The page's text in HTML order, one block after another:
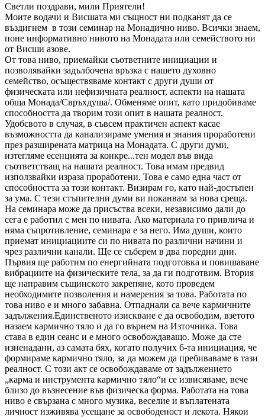
Светли поздрави, мили Приятели!
Моите водачи и Висшата ми същност ни подканят да се
въздигнем в този семинар на Монадично ниво. Всички знаем,
поне информативно нивото на Монадата или семейството ни
от Висши азове.
От това ниво, приемайки съответните инициации и
позволявайки задълбочена връзка с нашето духовно
семейство, осъществяваме контакт с други души от
физическата или нефизичната реалност, аспекти на нашата
обща Монада/Свръхдуша/. Обменяме опит, като придобиваме
способността да творим този опит в нашата реалност.
Удобсвото в случая, в съвсем практичен аспект касае
възможността да канализираме умения и знания проработени
през разширената матрица на Монадата. С други думи,
изтегляме есенцията за конкре...тен модел във вида
съответстващ на нашата реалност. Това имам предвид
използвайки израза проработени. Това е само една част от
способността за този контакт. Визирам го, като най-достъпен
за ума. С тези стъпителни думи ви поканвам за нова среща.
На семинара може да присъства всеки, независимо дали до
сега е работил с мен по нивата. Ако материала го привлича и
няма съпротивление, семинара е за него. Има души, които
приемат инициациите си по нивата по различни начини и
чрез различни канали. Ще се съберем в два поредни дни.
Първия ще работим по енергийната подготовка и повишаване
вибрациите на физическите тела, за да ги подготвим. Втория
ще направим същинското закрепяне, кото проведем
необходимите позволения и намерения за това. Работата по
това ниво е и много забавна. Отпаднали са вече кармичните
задължения.Единственото изискване е да освободим, взетото
назаем кармично тяло и да го върнем на Източника. Това
става в един сеанс и е много освобождаващо. Може да сте
изненадани, аз самата бях, когато получих 6-та инициация, че
формираме кармично тяло, за да можем да пребиваваме в тази
реалност. С този акт се освобождаваме от задължението
„карма и инструмента кармично тяло“и се извисяваме, вече
близо до възнесение във физическа форма. Работата на това
ниво е свързана с много музика, веселие и въплатената
личност изживява усещане за освободеност и лекота. Някои